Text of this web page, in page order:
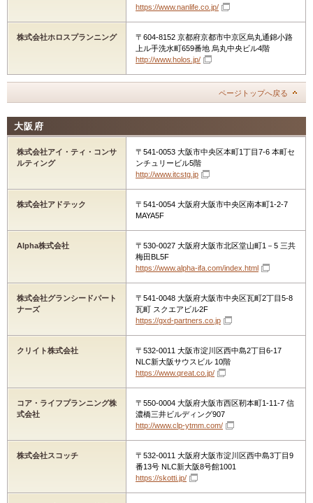
https://www.nanlife.co.jp/
株式会社ホロスプランニング
〒604-8152 京都府京都市中京区烏丸通錦小路
上ル手洗水町659番地 烏丸中央ビル4階
http://www.holos.jp/
ページトップへ戻る
大阪府
株式会社アイ・ティ・コンサ
ルティング
〒541-0053 大阪市中央区本町1丁目7-6 本町セ
ンチュリービル5階
http://www.itcstg.jp
株式会社アドテック
〒541-0054 大阪府大阪市中央区南本町1-2-7
MAYA5F
Alpha株式会社
〒530-0027 大阪府大阪市北区堂山町1－5 三共
梅田BL5F
https://www.alpha-ifa.com/index.html
株式会社グランシードパート
ナーズ
〒541-0048 大阪府大阪市中央区瓦町2丁目5-8
瓦町 スクエアビル2F
https://gxd-partners.co.jp
クリイト株式会社
〒532-0011 大阪市淀川区西中島2丁目6-17
NLC新大阪サウスビル 10階
https://www.qreat.co.jp/
コア・ライフプランニング株
式会社
〒550-0004 大阪府大阪市西区靭本町1-11-7 信
濃橋三井ビルディング907
http://www.clp-ytmm.com/
株式会社スコッチ
〒532-0011 大阪府大阪市淀川区西中島3丁目9
番13号 NLC新大阪8号館1001
https://skotti.jp/